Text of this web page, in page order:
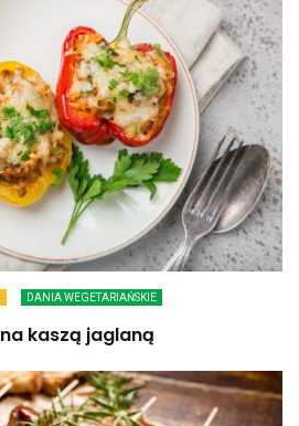
DANIA WEGETARIAŃSKIE
kaszą jaglaną